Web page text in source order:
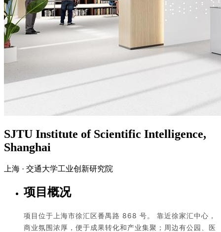
SJTU Institute of Scientific Intelligence,
Shanghai
上海 · 交通大学工业创新研究院
项目概况
项目位于上海市徐汇区番禺路 868 号。 靠近徐家汇中心，
商业氛围浓厚，便于成果转化和产业集聚；周边有公园、医